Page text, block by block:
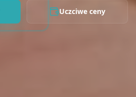
Uczciwe ceny